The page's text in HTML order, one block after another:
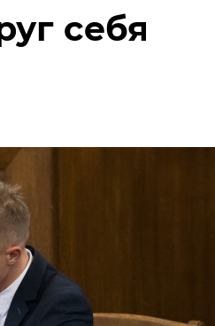
себя